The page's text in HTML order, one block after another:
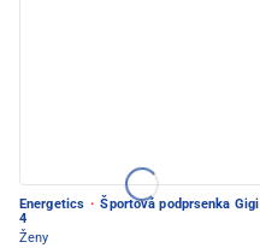
Energetics · Športová podprsenka Gigi
4
Ženy